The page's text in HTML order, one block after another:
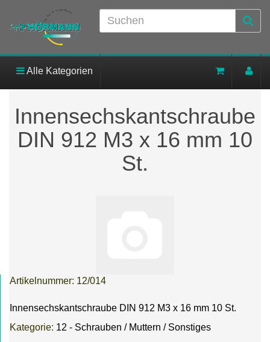
Alle Kategorien
Innensechskantschraube
DIN 912 M3 x 16 mm 10
St.
Artikelnummer: 12/014
Innensechskantschraube DIN 912 M3 x 16 mm 10 St.
Kategorie: 12 - Schrauben / Muttern / Sonstiges